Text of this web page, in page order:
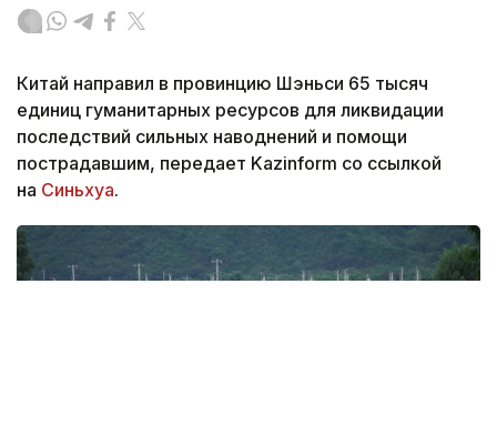
Китай направил в провинцию Шэньси 65 тысяч
единиц гуманитарных ресурсов для ликвидации
последствий сильных наводнений и помощи
пострадавшим, передает Kazinform со ссылкой
на Синьхуа.